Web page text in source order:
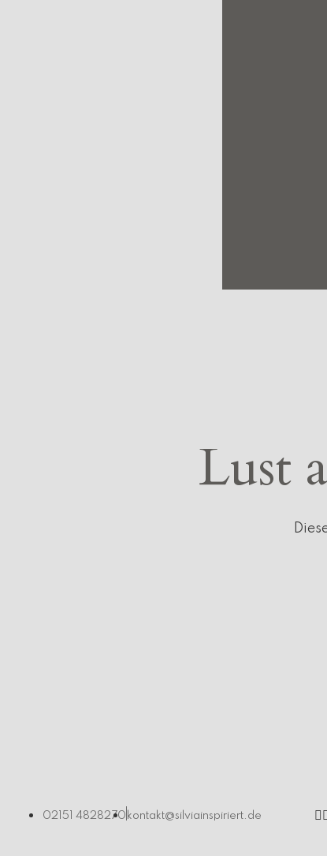
Lust
02151 4828270 kontakt@silviainspiriert.de